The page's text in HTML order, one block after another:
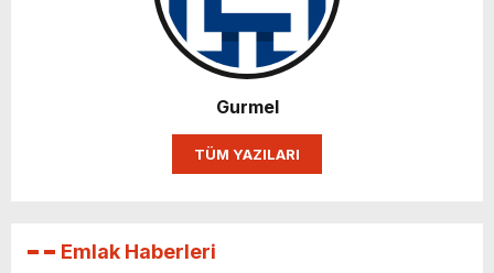
Karın yüzde 25’i Gazzeye Bağışlıyoruz
Sizlerin desteği ile…
Gurmel
TÜM YAZILARI
Emlak Haberleri